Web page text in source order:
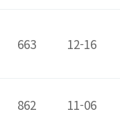
663 12-16
862 11-06